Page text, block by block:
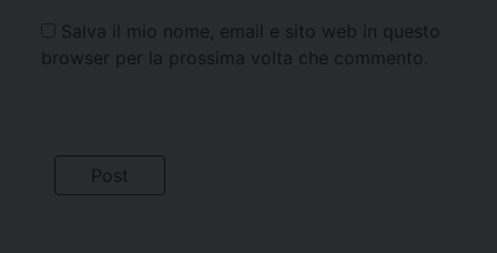
Salva il mio nome, email e sito web in questo
browser per la prossima volta che commento.